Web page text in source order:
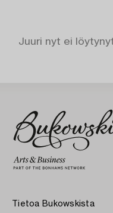
Juuri nyt ei
Tietoa Bukowskista